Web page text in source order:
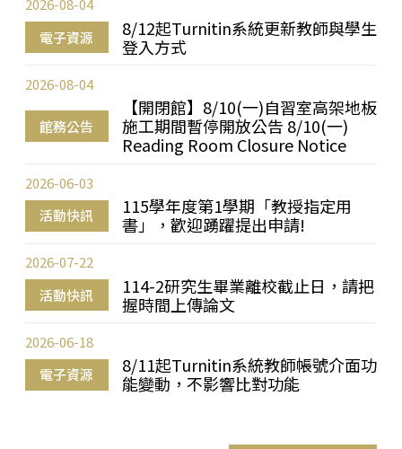
電子資源
8/12起Turnitin系統更新教師與學生
登入方式
2026-08-04
館務公告
【開閉館】8/10(一)自習室高架地板
施工期間暫停開放公告 8/10(一)
Reading Room Closure Notice
2026-08-04
活動快訊
115學年度第1學期「教授指定用
書」，歡迎踴躍提出申請!
2026-06-03
活動快訊
114-2研究生畢業離校截止日，請把
握時間上傳論文
2026-07-22
電子資源
8/11起Turnitin系統教師帳號介面功
能變動，不影響比對功能
2026-06-18